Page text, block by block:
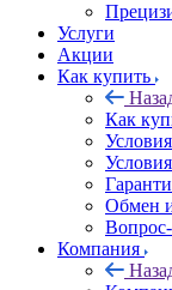
Услуги
Акции
Как купить
Как
Обмен
Компания